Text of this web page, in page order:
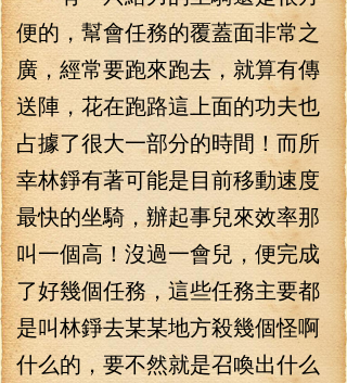
便的，幫會任務的覆蓋面非常之
廣，經常要跑來跑去，就算有傳
送陣，花在跑路這上面的功夫也
占據了很大一部分的時間！而所
幸林錚有著可能是目前移動速度
最快的坐騎，辦起事兒來效率那
叫一個高！沒過一會兒，便完成
了好幾個任務，這些任務主要都
是叫林錚去某某地方殺幾個怪啊
什么的，要不然就是召喚出什么